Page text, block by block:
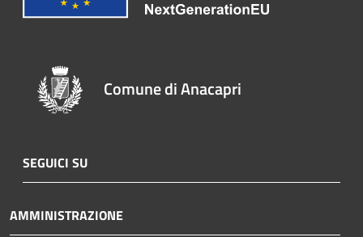
Comune di Anacapri
SEGUICI SU
AMMINISTRAZIONE